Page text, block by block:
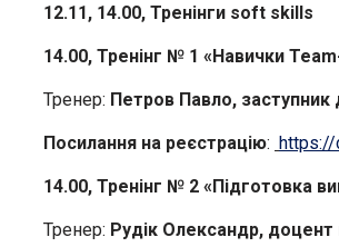
12.11, 14.00, Тренінги soft skills
14.00, Тренінг № 1 «Навички
Тренер: Петров Павло, заступник
Посилання на реєстрацію: https://
14.00, Тренінг № 2 «Підготовка
Тренер: Рудік Олександр, доцент